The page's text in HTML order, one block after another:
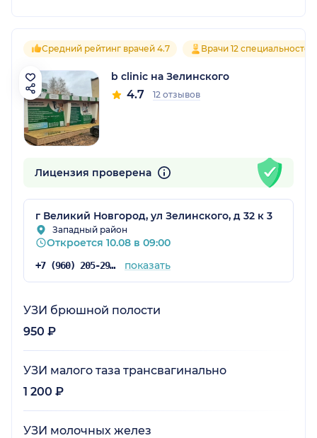
Средний рейтинг врачей 4.7 Врачи 12 специальностей
b clinic на Зелинского
4.7 12 отзывов
Лицензия проверена
г Великий Новгород, ул Зелинского, д 32 к 3
Западный район
Откроется 10.08 в 09:00
+7 (960) 205-29-69 показать
УЗИ брюшной полости
950 ₽
УЗИ малого таза трансвагинально
1 200 ₽
УЗИ молочных желез